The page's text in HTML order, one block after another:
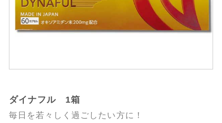
ダイナフル 1箱
毎日を若々しく過ごしたい方に！